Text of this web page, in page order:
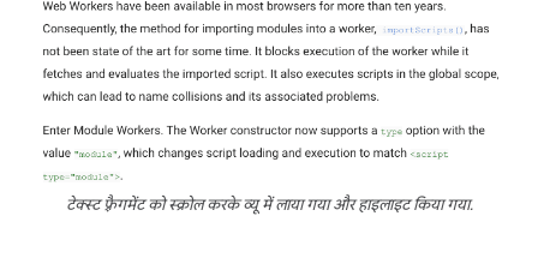
टेक्स्ट फ़्रैगमेंट को स्क्रोल करके व्यू में लाया गया और हाइलाइट किया गया.